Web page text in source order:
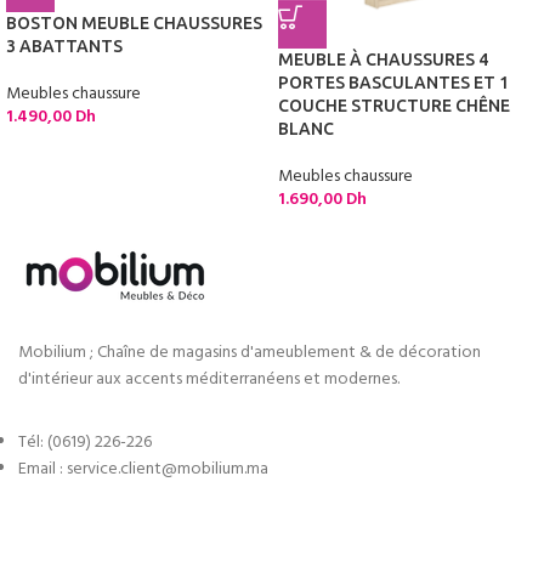
BOSTON MEUBLE CHAUSSURES
3 ABATTANTS
Meubles chaussure
1.490,00Dh
MEUBLE À CHAUSSURES 4
PORTES BASCULANTES ET 1
COUCHE STRUCTURE CHÊNE
BLANC
Meubles chaussure
1.690,00Dh
Mobilium ; Chaîne de magasins d'ameublement & de décoration
d'intérieur aux accents méditerranéens et modernes.
Tél: (0619) 226-226
Email : service.client@mobilium.ma